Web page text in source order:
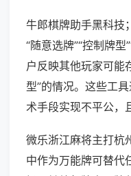
牛郎棋牌助手黑科技
“随意选牌”“控制牌
户反映其他玩家可能
型”的情况。这些工
术手段实现不平公，
微乐浙江麻将主打杭
中作为万能牌可替代